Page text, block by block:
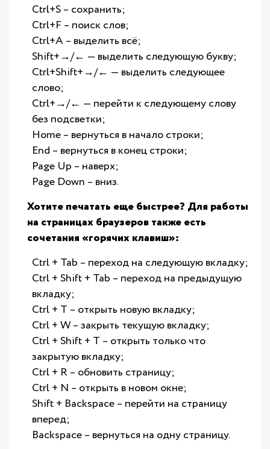
Ctrl+S – сохранить;
Ctrl+F – поиск слов;
Ctrl+A – выделить всё;
Shift+→/← — выделить следующую букву;
Ctrl+Shift+→/← — выделить следующее
слово;
Ctrl+→/← — перейти к следующему слову
без подсветки;
Home – вернуться в начало строки;
End – вернуться в конец строки;
Page Up – наверх;
Page Down – вниз.
Хотите печатать еще быстрее? Для работы
на страницах браузеров также есть
сочетания «горячих клавиш»:
Ctrl + Tab – переход на следующую вкладку;
Ctrl + Shift + Tab – переход на предыдущую
вкладку;
Ctrl + T – открыть новую вкладку;
Ctrl + W – закрыть текущую вкладку;
Ctrl + Shift + T – открыть только что
закрытую вкладку;
Ctrl + R – обновить страницу;
Ctrl + N – открыть в новом окне;
Shift + Backspace – перейти на страницу
вперед;
Backspace – вернуться на одну страницу.